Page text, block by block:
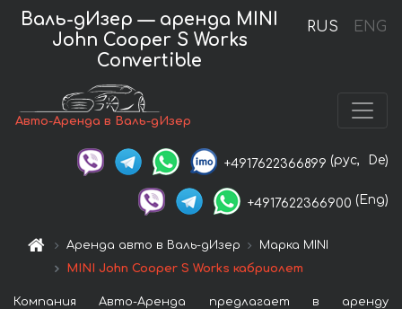
RUS ENG
Валь-дИзер — аренда MINI
John Cooper S Works
Convertible
Авто-Аренда в Валь-дИзер
+4917622366899 (рус, De)
+4917622366900 (Eng)
Аренда авто в Валь-дИзер
Марка MINI
MINI John Cooper S Works кабриолет
Компания Авто-Аренда предлагает в аренду